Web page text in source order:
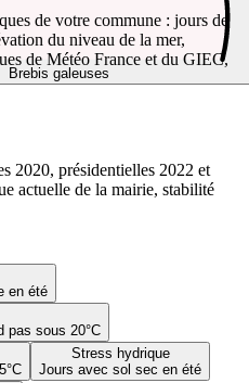
Brebis galeuses
en été
pas sous 20°C
Stress hydrique
Jours avec sol sec en été
de votre commune : jours de
du niveau de la mer,
de Météo France et du GIEC,
2020, présidentielles 2022 et
actuelle de la mairie, stabilité